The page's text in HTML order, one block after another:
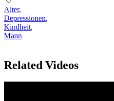
Alter,
Depressionen,
Kindheit,
Mann
Related Videos